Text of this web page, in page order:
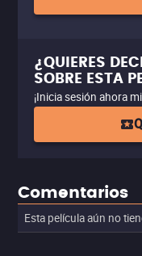
¿QUIERES
SOBRE ESTA
¡Inicia sesión ahora
Comentarios
Esta película aún no